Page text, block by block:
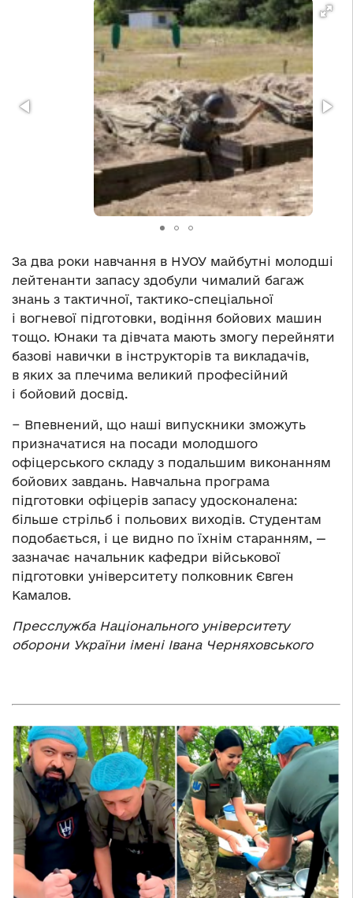
За два роки навчання в НУОУ майбутні молодші
лейтенанти запасу здобули чималий багаж
знань з тактичної, тактико-спеціальної
і вогневої підготовки, водіння бойових машин
тощо. Юнаки та дівчата мають змогу перейняти
базові навички в інструкторів та викладачів,
в яких за плечима великий професійний
і бойовий досвід.
− Впевнений, що наші випускники зможуть
призначатися на посади молодшого
офіцерського складу з подальшим виконанням
бойових завдань. Навчальна програма
підготовки офіцерів запасу удосконалена:
більше стрільб і польових виходів. Студентам
подобається, і це видно по їхнім старанням, —
зазначає начальник кафедри військової
підготовки університету полковник Євген
Камалов.
Пресслужба Національного університету
оборони України імені Івана Черняховського